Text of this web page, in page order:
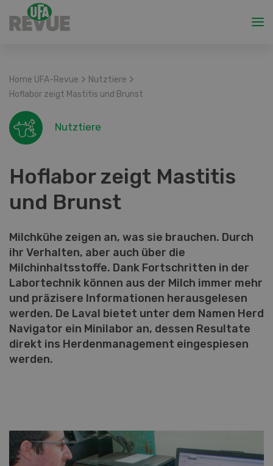
Home UFA-Revue > Nutztiere >
Hoflabor zeigt Mastitis und Brunst
Nutztiere
Hoflabor zeigt Mastitis
und Brunst
Milchkühe zeigen an, was sie brauchen. Durch
ihr Verhalten, aber auch über die
Milchinhaltsstoffe. Dank Fortschritten in der
Labortechnik können aus der Milch immer mehr
und präzisere Informationen herausgelesen
werden. De Laval bietet unter dem Namen Herd
Navigator ein Minilabor an, dessen Resultate
direkt ins Herdenmanagement eingespiesen
werden.